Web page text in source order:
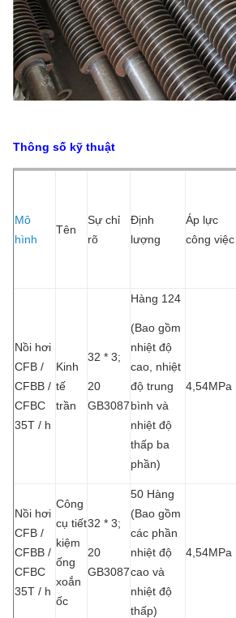
Thông số kỹ thuật
Mô
hình
Tên
Sự chỉ
rõ
Định
lượng
Áp lực
công việc
Nồi hơi
CFB /
CFBB /
CFBC
35T / h
Kinh
tế
trần
32 * 3;
20
GB3087
Hàng 124
(Bao gồm
nhiệt độ
cao, nhiệt
độ trung
bình và
nhiệt độ
thấp ba
phần)
4,54MPa
Nồi hơi
CFB /
CFBB /
CFBC
35T / h
Công
cụ tiết
kiệm
ống
xoắn
ốc
32 * 3;
20
GB3087
50 Hàng
(Bao gồm
các phần
nhiệt độ
cao và
nhiệt độ
thấp)
4,54MPa